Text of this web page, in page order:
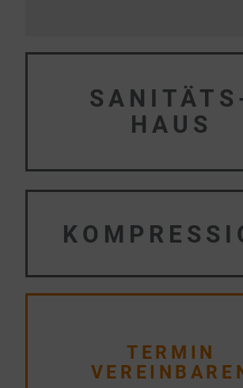
HAUS
TERMIN